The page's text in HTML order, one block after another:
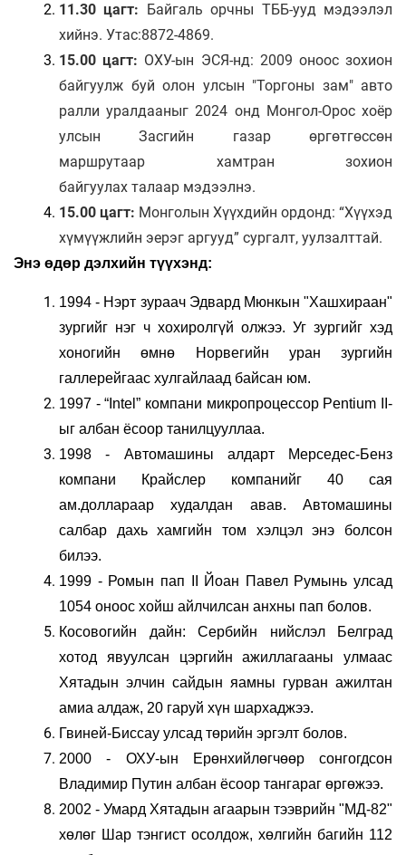
11.30 цагт: Байгаль орчны ТББ-ууд мэдээлэл
хийнэ. Утас:8872-4869.
15.00 цагт: ОХУ-ын ЭСЯ-нд: 2009 оноос зохион
байгуулж буй олон улсын "Торгоны зам" авто
ралли уралдааныг 2024 онд Монгол-Орос хоёр
улсын Засгийн газар өргөтгөссөн
маршрутаар хамтран зохион
байгуулах талаар мэдээлнэ.
15.00 цагт: Монголын Хүүхдийн ордонд: “Хүүхэд
хүмүүжлийн эерэг аргууд” сургалт, уулзалттай.
Энэ өдөр дэлхийн түүхэнд:
1994 - Нэрт зураач Эдвард Мюнкын "Хашхираан"
зургийг нэг ч хохиролгүй олжээ. Уг зургийг хэд
хоногийн өмнө Норвегийн уран зургийн
галлерейгаас хулгайлаад байсан юм.
1997 - “Intel” компани микропроцессор Pentium II-
ыг албан ёсоор танилцууллаа.
1998 - Автомашины алдарт Мерседес-Бенз
компани Крайслер компанийг 40 сая
ам.доллараар худалдан авав. Автомашины
салбар дахь хамгийн том хэлцэл энэ болсон
билээ.
1999 - Ромын пап II Йоан Павел Румынь улсад
1054 оноос хойш айлчилсан анхны пап болов.
Косовогийн дайн: Сербийн нийслэл Белград
хотод явуулсан цэргийн ажиллагааны улмаас
Хятадын элчин сайдын яамны гурван ажилтан
амиа алдаж, 20 гаруй хүн шархаджээ.
Гвиней-Биссау улсад төрийн эргэлт болов.
2000 - ОХУ-ын Ерөнхийлөгчөөр сонгогдсон
Владимир Путин албан ёсоор тангараг өргөжээ.
2002 - Умард Хятадын агаарын тээврийн "МД-82"
хөлөг Шар тэнгист осолдож, хөлгийн багийн 112